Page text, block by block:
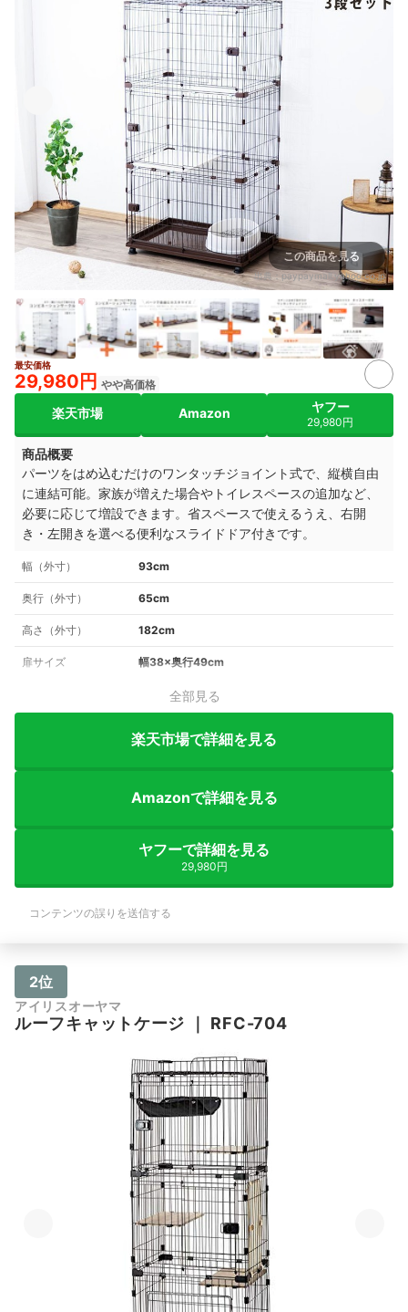
この商品を見る
出典： paypaymall.yahoo.co.jp
最安価格
29,980円 やや高価格
楽天市場 Amazon ヤフー
29,980円
商品概要
パーツをはめ込むだけのワンタッチジョイント式で、縦横自由
に連結可能。家族が増えた場合やトイレスペースの追加など、
必要に応じて増設できます。省スペースで使えるうえ、右開
き・左開きを選べる便利なスライドドア付きです。
幅（外寸） 93cm
奥行（外寸） 65cm
高さ（外寸） 182cm
扉サイズ 幅38×奥行49cm
全部見る
楽天市場で詳細を見る
Amazonで詳細を見る
ヤフーで詳細を見る
29,980円
コンテンツの誤りを送信する
2位
アイリスオーヤマ
ルーフキャットケージ ｜ RFC-704